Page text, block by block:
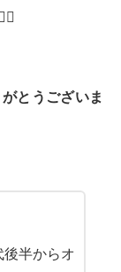
とうございま
半からオ